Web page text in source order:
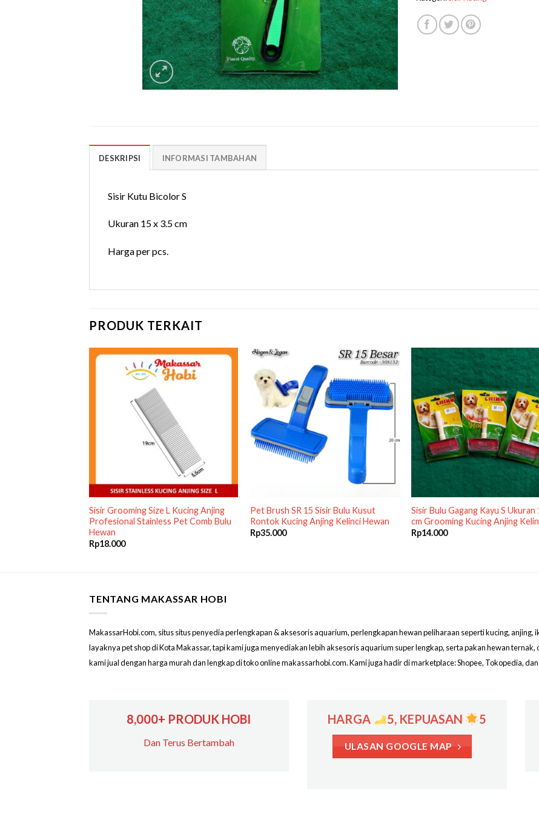
DESKRIPSI INFORMASI TAMBAHAN
Sisir Kutu Bicolor S
Ukuran 15 x 3.5 cm
Harga per pcs.
PRODUK TERKAIT
Sisir Grooming Size L Kucing Anjing
Profesional Stainless Pet Comb Bulu
Hewan
Rp18.000
Pet Brush SR 15 Sisir Bulu Kusut
Rontok Kucing Anjing Kelinci Hewan
Rp35.000
Sisir Bulu Gagang Kayu S Ukuran
cm Grooming Kucing Anjing
Rp14.000
TENTANG MAKASSAR HOBI
MakassarHobi.com, situs situs penyedia perlengkapan & aksesoris aquarium, perlengkapan hewan peliharaan seperti kucing, anjing,
layaknya pet shop di Kota Makassar, tapi kami juga menyediakan lebih aksesoris aquarium super lengkap, serta pakan hewan
kami jual dengan harga murah dan lengkap di toko online makassarhobi.com. Kami juga hadir di marketplace: Shopee, Tokopedia,
8,000+ PRODUK HOBI
Dan Terus Bertambah
HARGA 5, KEPUASAN 5
ULASAN GOOGLE MAP